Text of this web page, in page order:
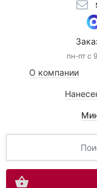
пн-пт с
О компании